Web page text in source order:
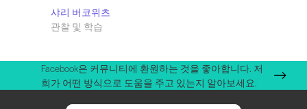
샤리 버코위츠
관찰 및 학습
Facebook은 커뮤니티에 환원하는 것을 좋아합니다. 저
희가 어떤 방식으로 도움을 주고 있는지 알아보세요.